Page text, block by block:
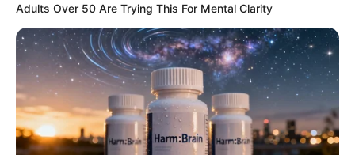
Adults Over 50 Are Trying This For Mental Clarity